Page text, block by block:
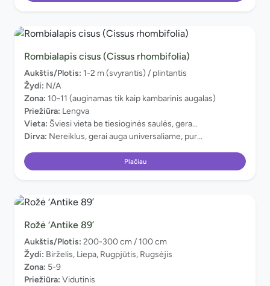
Rombialapis cisus (Cissus rhombifolia)
Aukštis/Plotis: 1-2 m (svyrantis) / plintantis
Žydi: N/A
Zona: 10-11 (auginamas tik kaip kambarinis augalas)
Priežiūra: Lengva
Vieta: Šviesi vieta be tiesioginės saulės, gera...
Dirva: Nereiklus, gerai auga universaliame, pur...
Plačiau
Rožė ‘Antike 89’
Aukštis/Plotis: 200-300 cm / 100 cm
Žydi: Birželis, Liepa, Rugpjūtis, Rugsėjis
Zona: 5-9
Priežiūra: Vidutinis